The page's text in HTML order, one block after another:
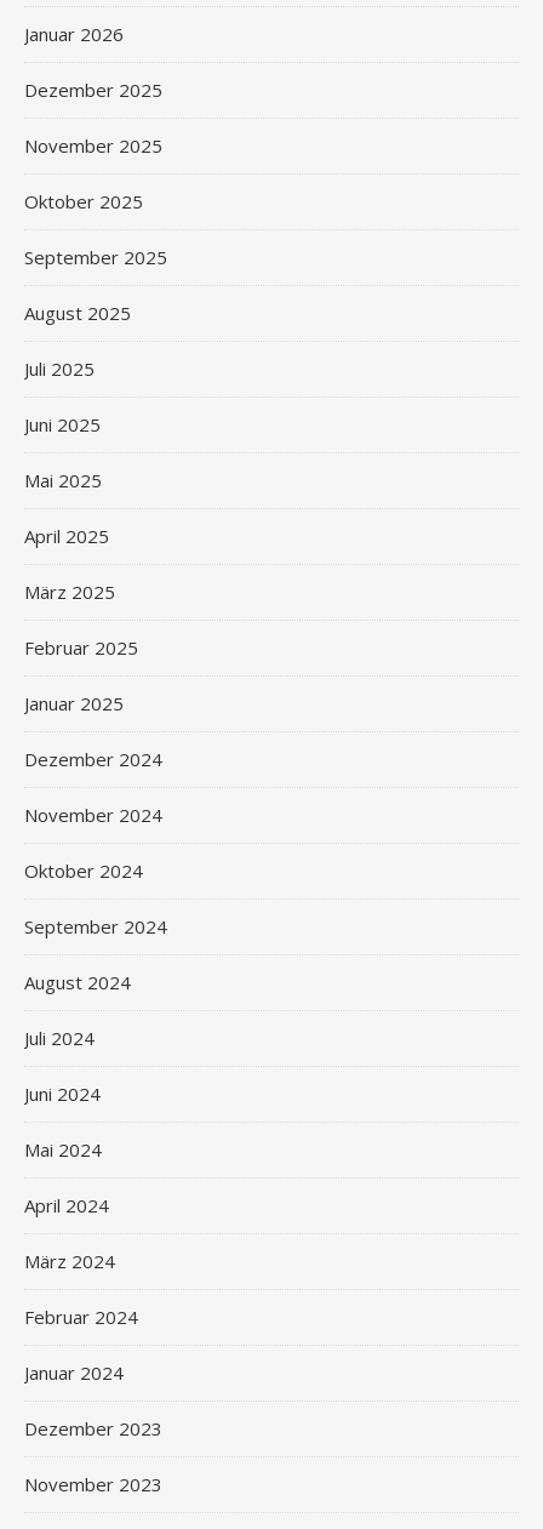
Januar 2026
Dezember 2025
November 2025
Oktober 2025
September 2025
August 2025
Juli 2025
Juni 2025
Mai 2025
April 2025
März 2025
Februar 2025
Januar 2025
Dezember 2024
November 2024
Oktober 2024
September 2024
August 2024
Juli 2024
Juni 2024
Mai 2024
April 2024
März 2024
Februar 2024
Januar 2024
Dezember 2023
November 2023